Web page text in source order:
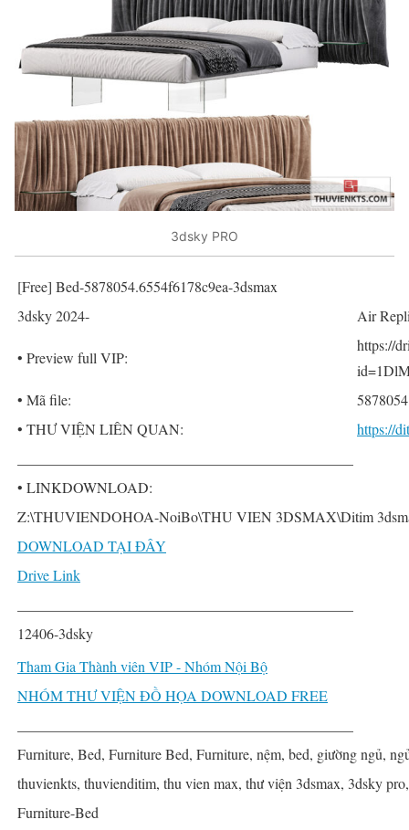
3dsky PRO
[Free] Bed-5878054.6554f6178c9ea-3dsmax
3dsky 2024-
Air
• Preview full VIP:
https://
• Mã file:
• THƯ VIỆN LIÊN QUAN:
https://
• LINKDOWNLOAD:
Z:\THUVIENDOHOA-NoiBo\THU VIEN 3DSMAX\Ditim
DOWNLOAD TẠI ĐÂY
Drive Link
12406-3dsky
Tham Gia Thành viên VIP - Nhóm Nội Bộ
NHÓM THƯ VIỆN ĐỒ HỌA DOWNLOAD FREE
Furniture, Bed, Furniture Bed, Furniture, nệm, bed, giường ngủ,
thuvienkts, thuvienditim, thu vien max, thư viện 3dsmax, 3dsky
Furniture-Bed